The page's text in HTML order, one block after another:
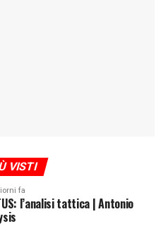
VISTI
fa
l’analisi tattica | Antonio